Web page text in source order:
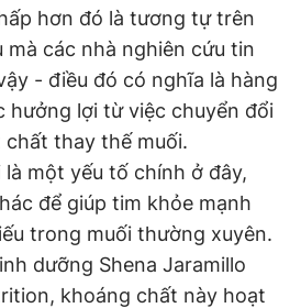
hơn đó là tương tự trên
mà các nhà nghiên cứu tin
- điều đó có nghĩa là hàng
hưởng lợi từ việc chuyển đổi
thay thế muối.
một yếu tố chính ở đây,
để giúp tim khỏe mạnh
trong muối thường xuyên.
dưỡng Shena Jaramillo
khoáng chất này hoạt